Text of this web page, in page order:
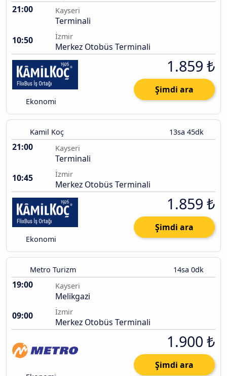
21:00 Kayseri
Terminali
10:50
İzmir
Merkez Otobüs Terminali
Ekonomi
1.859 ₺
Şimdi ara
Kamil Koç 13sa 45dk
21:00 Kayseri
Terminali
10:45
İzmir
Merkez Otobüs Terminali
Ekonomi
1.859 ₺
Şimdi ara
Metro Turizm 14sa 0dk
19:00 Kayseri
Melikgazi
09:00
İzmir
Merkez Otobüs Terminali
1.900 ₺
Şimdi ara